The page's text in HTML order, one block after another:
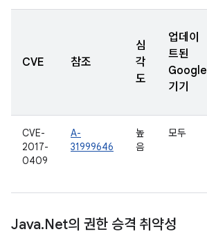
CVE 참조
심
각
도
업데이
트된
Google
기기
CVE-
2017-
0409
A-
31999646
높
음
모두
Java.Net의 권한 승격 취약성